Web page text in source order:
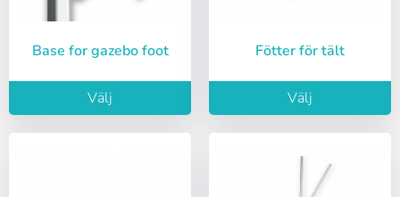
Välj språk
Base for gazebo foot
Välj
Fötter för tält
Välj